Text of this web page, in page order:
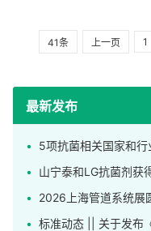
41条 上一页 1
最新发布
5项抗菌相关国家和
山宁泰和LG抗菌剂获得抗菌
2026上海管道系统展
标准动态 || 关于发布《抗（